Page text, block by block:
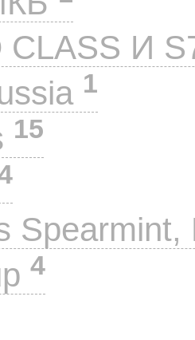
CLASS И
1
15
4